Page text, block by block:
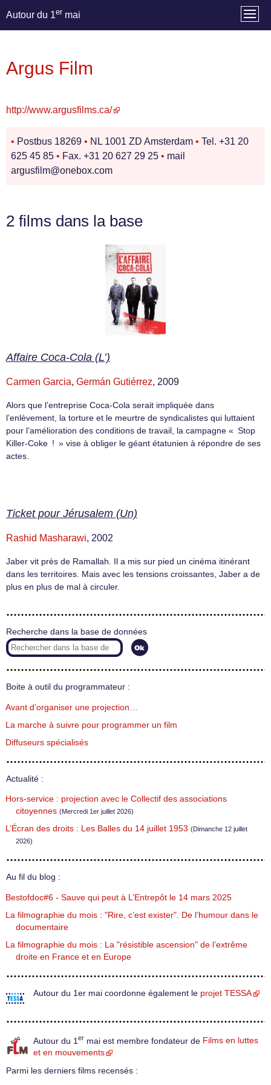
Autour du 1er mai
Argus Film
http://www.argusfilms.ca/
• Postbus 18269 • NL 1001 ZD Amsterdam • Tel. +31 20
625 45 85 • Fax. +31 20 627 29 25 • mail
argusfilm@onebox.com
2 films dans la base
Affaire Coca-Cola (L’)
Carmen Garcia, Germán Gutiérrez, 2009
Alors que l’entreprise Coca-Cola serait impliquée dans
l’enlèvement, la torture et le meurtre de syndicalistes qui luttaient
pour l’amélioration des conditions de travail, la campagne « Stop
Killer-Coke ! » vise à obliger le géant étatunien à répondre de ses
actes.
Ticket pour Jérusalem (Un)
Rashid Masharawi, 2002
Jaber vit près de Ramallah. Il a mis sur pied un cinéma itinérant
dans les territoires. Mais avec les tensions croissantes, Jaber a de
plus en plus de mal à circuler.
Recherche dans la base de données
Boite à outil du programmateur :
Avant d’organiser une projection…
La marche à suivre pour programmer un film
Diffuseurs spécialisés
Actualité :
Hors-service : projection avec le Collectif des associations
citoyennes (Mercredi 1er juillet 2026)
L’Écran des droits : Les Balles du 14 juillet 1953 (Dimanche 12 juillet
2026)
Au fil du blog :
Bestofdoc#6 - Sauve qui peut à L’Entrepôt le 14 mars 2025
La filmographie du mois : "Rire, c’est exister". De l’humour dans le
documentaire
La filmographie du mois : La "résistible ascension" de l’extrême
droite en France et en Europe
Autour du 1er mai coordonne également le projet TESSA
Autour du 1 er mai est membre fondateur de Films en luttes
et en mouvements
Parmi les derniers films recensés :